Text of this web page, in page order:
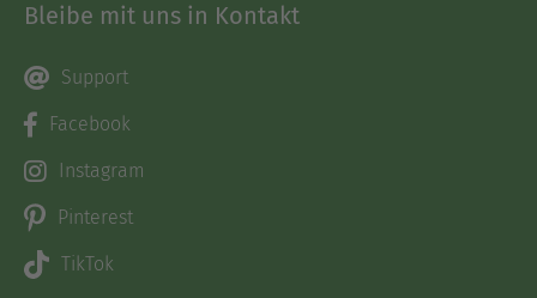
Bleibe mit uns in Kontakt
Support
Facebook
Instagram
Pinterest
TikTok